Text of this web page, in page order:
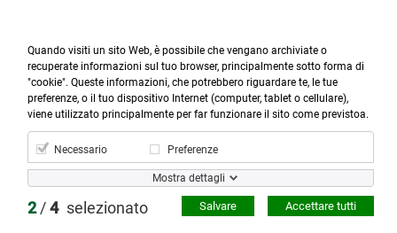

Prodotti

Account

Cerca
more_horiz
Menù
shopping_cart
Acquisto fliban addyi con bonifico
Sui 1800-1801
Post dettagliatoVibo dell'essere
Quando visiti un sito Web, è possibile che vengano archiviate o
recuperate informazioni sul tuo browser, principalmente sotto forma di
"cookie". Queste informazioni, che potrebbero riguardare te, le tue
preferenze, o il tuo dispositivo Internet (computer, tablet o cellulare),
viene utilizzato principalmente per far funzionare il sito come previstoa.
Necessario Preferenze
Mostra dettagli
2/4 selezionato Accettare tutti
Salvare